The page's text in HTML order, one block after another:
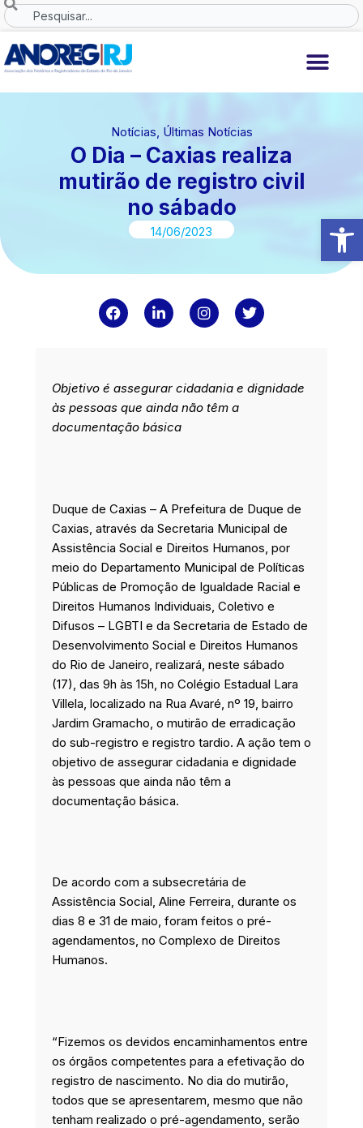
Abrir
Ir
o
Search
Notícias, Últimas Notícias
O Dia – Caxias realiza
mutirão de registro civil
no sábado
14/06/2023
F
a
o
k
L
i
i
n
I
n
r
a
T
w
r
Objetivo é assegurar cidadania e dignidade
às pessoas que ainda não têm a
documentação básica
Duque de Caxias – A Prefeitura de Duque de
Caxias, através da Secretaria Municipal de
Assistência Social e Direitos Humanos, por
meio do Departamento Municipal de Políticas
Públicas de Promoção de Igualdade Racial e
Direitos Humanos Individuais, Coletivo e
Difusos – LGBTI e da Secretaria de Estado de
Desenvolvimento Social e Direitos Humanos
do Rio de Janeiro, realizará, neste sábado
(17), das 9h às 15h, no Colégio Estadual Lara
Villela, localizado na Rua Avaré, nº 19, bairro
Jardim Gramacho, o mutirão de erradicação
do sub-registro e registro tardio. A ação tem o
objetivo de assegurar cidadania e dignidade
às pessoas que ainda não têm a
documentação básica.
De acordo com a subsecretária de
Assistência Social, Aline Ferreira, durante os
dias 8 e 31 de maio, foram feitos o pré-
agendamentos, no Complexo de Direitos
Humanos.
“Fizemos os devidos encaminhamentos entre
os órgãos competentes para a efetivação do
registro de nascimento. No dia do mutirão,
todos que se apresentarem, mesmo que não
tenham realizado o pré-agendamento, serão